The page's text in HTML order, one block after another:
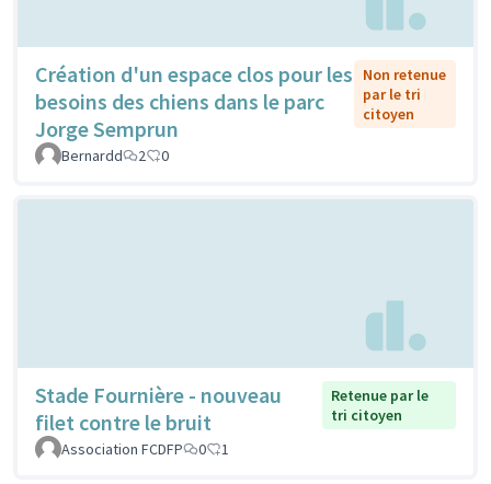
Création d'un espace clos pour les
besoins des chiens dans le parc
Jorge Semprun
Non retenue
par le tri
citoyen
Bernardd 2 0
Stade Fournière - nouveau
filet contre le bruit
Retenue par le
tri citoyen
Association FCDFP
0 1